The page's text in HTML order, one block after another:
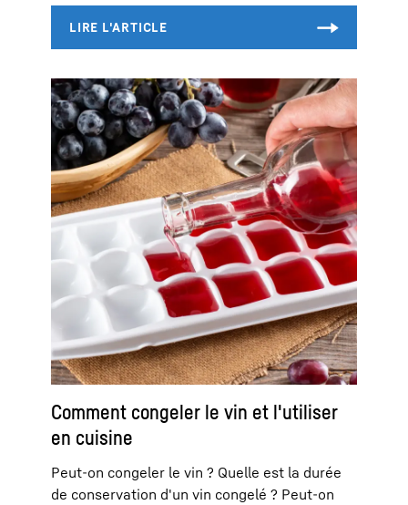
Comment congeler le vin et l'utiliser
en cuisine
Peut-on congeler le vin ? Quelle est la durée
de conservation d'un vin congelé ? Peut-on